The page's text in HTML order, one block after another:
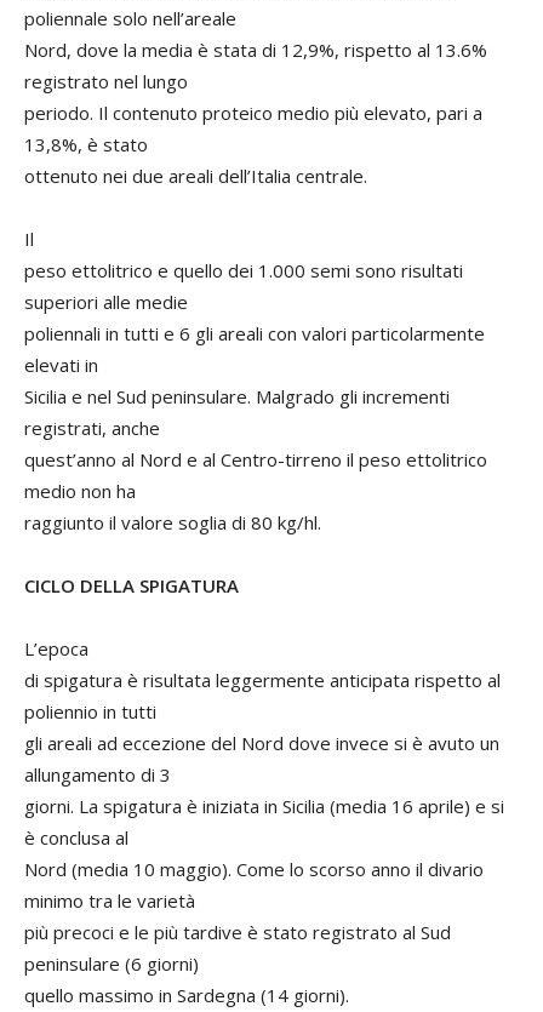
poliennale solo nell’areale
Nord, dove la media è stata di 12,9%, rispetto al 13.6%
registrato nel lungo
periodo. Il contenuto proteico medio più elevato, pari a
13,8%, è stato
ottenuto nei due areali dell’Italia centrale.
Il
peso ettolitrico e quello dei 1.000 semi sono risultati
superiori alle medie
poliennali in tutti e 6 gli areali con valori particolarmente
elevati in
Sicilia e nel Sud peninsulare. Malgrado gli incrementi
registrati, anche
quest’anno al Nord e al Centro-tirreno il peso ettolitrico
medio non ha
raggiunto il valore soglia di 80 kg/hl.
CICLO DELLA SPIGATURA
L’epoca
di spigatura è risultata leggermente anticipata rispetto al
poliennio in tutti
gli areali ad eccezione del Nord dove invece si è avuto un
allungamento di 3
giorni. La spigatura è iniziata in Sicilia (media 16 aprile) e si
è conclusa al
Nord (media 10 maggio). Come lo scorso anno il divario
minimo tra le varietà
più precoci e le più tardive è stato registrato al Sud
peninsulare (6 giorni)
quello massimo in Sardegna (14 giorni).